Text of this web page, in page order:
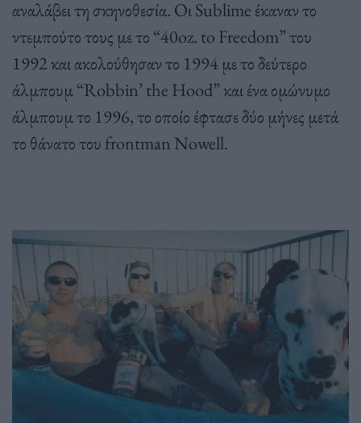
αναλάβει τη σκηνοθεσία. Οι Sublime έκαναν το
ντεμπούτο τους με το “40oz. to Freedom” του
1992 και ακολούθησαν το 1994 με το δεύτερο
άλμπουμ “Robbin’ the Hood” και ένα ομώνυμο
άλμπουμ το 1996, το οποίο έφτασε δύο μήνες μετά
το θάνατο του frontman Nowell.